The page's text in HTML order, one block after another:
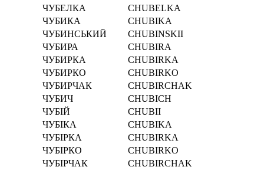
ЧУБЕЛКА
CHUBELKA
ЧУБИКА
CHUBIKA
ЧУБИНСЬКИЙ
CHUBINSKII
ЧУБИРА
CHUBIRA
ЧУБИРКА
CHUBIRKA
ЧУБИРКО
CHUBIRKO
ЧУБИРЧАК
CHUBIRCHAK
ЧУБИЧ
CHUBICH
ЧУБІЙ
CHUBІI
ЧУБІКА
CHUBІKA
ЧУБІРКА
CHUBІRKA
ЧУБІРКО
CHUBІRKO
ЧУБІРЧАК
CHUBІRCHAK